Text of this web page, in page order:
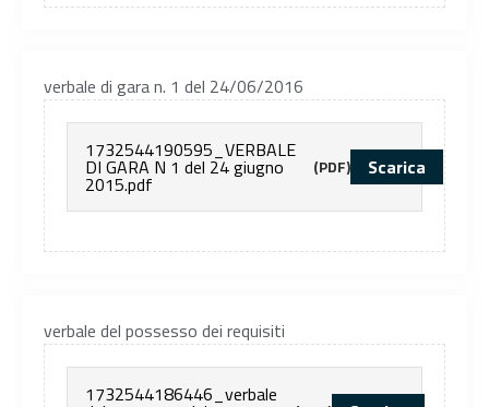
verbale di gara n. 1 del 24/06/2016
1732544190595_VERBALE
DI GARA N 1 del 24 giugno
2015.pdf
(PDF) Scarica
verbale del possesso dei requisiti
1732544186446_verbale